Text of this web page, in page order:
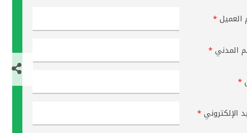
العميل*
المدني*
*
الإلكتروني*